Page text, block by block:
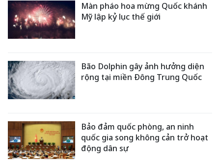
Màn pháo hoa mừng Quốc khánh
Mỹ lập kỷ lục thế giới
Bão Dolphin gây ảnh hưởng diện
rộng tại miền Đông Trung Quốc
Bảo đảm quốc phòng, an ninh
quốc gia song không cản trở hoạt
động dân sự